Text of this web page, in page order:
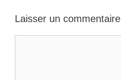
Laisser un commentaire